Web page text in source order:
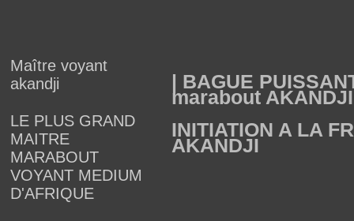
Maître voyant
akandji
LE PLUS GRAND
MAITRE
MARABOUT
VOYANT MEDIUM
D'AFRIQUE
| BAGUE
marabout AKANDJI
INITIATION A LA
AKANDJI